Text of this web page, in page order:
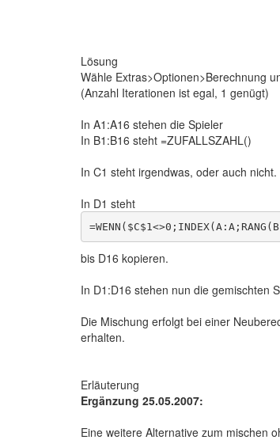
Lösung
Wähle Extras>Optionen>Berechnung
(Anzahl Iterationen ist egal, 1 genügt)
In A1:A16 stehen die Spieler
In B1:B16 steht =ZUFALLSZAHL()
In C1 steht irgendwas, oder auch nicht.
In D1 steht
bis D16 kopieren.
In D1:D16 stehen nun die gemischten
Die Mischung erfolgt bei einer
erhalten.
Erläuterung
Ergänzung 25.05.2007:
Eine weitere Alternative zum mischen